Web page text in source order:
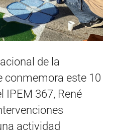
de la
conmemora este 10
IPEM 367, René
actividad